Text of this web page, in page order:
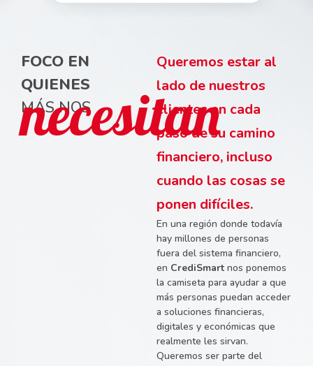
FOCO EN
QUIENES
MÁS NOS
necesitan
Queremos estar al
lado de nuestros
clientes en cada
paso de su camino
financiero, incluso
cuando las cosas se
ponen difíciles.
En una región donde todavía
hay millones de personas
fuera del sistema financiero,
en CrediSmart nos ponemos
la camiseta para ayudar a que
más personas puedan acceder
a soluciones financieras,
digitales y económicas que
realmente les sirvan.
Queremos ser parte del